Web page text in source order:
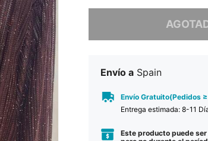
Lo sentimos, este producto está
Envío a Spain
Envío Gratuito(Pedidos
Entrega estimada: 8-11
Este producto puede